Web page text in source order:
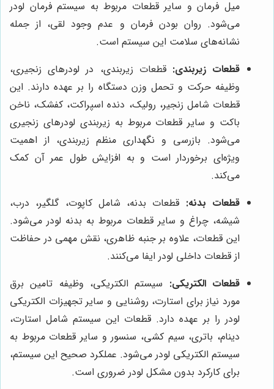
میل فرمان و سایر قطعات مربوط به سیستم فرمان لودر
می‌شود. روان بودن فرمان و عدم وجود لقی، از جمله
نشانه‌های سلامت این سیستم است.
قطعات زیربندی: قطعات زیربندی، در لودرهای زنجیری،
وظیفه حرکت و تحمل وزن دستگاه را بر عهده دارند. این
قطعات شامل زنجیر، رولیک، دنده اسپراکت، کفشک، ناخن
باکت و سایر قطعات مربوط به زیربندی لودرهای زنجیری
می‌شود. بازرسی و نگهداری منظم زیربندی، از اهمیت
ویژه‌ای برخوردار است و به افزایش طول عمر آن کمک
می‌کند.
قطعات بدنه: قطعات بدنه، شامل کاپوت، گلگیر، درب،
شیشه، چراغ و سایر قطعات مربوط به بدنه لودر می‌شود.
این قطعات، علاوه بر جنبه ظاهری، نقش مهمی در حفاظت
از قطعات داخلی لودر ایفا می‌کنند.
قطعات الکتریکی: سیستم الکتریکی، وظیفه تامین برق
مورد نیاز برای استارت، روشنایی و سایر تجهیزات الکتریکی
لودر را بر عهده دارد. قطعات این سیستم شامل استارت،
دینام، باتری، سیم کشی، سنسور و سایر قطعات مربوط به
سیستم الکتریکی لودر می‌شود. عملکرد صحیح این سیستم،
برای کارکرد بدون مشکل لودر ضروری است.